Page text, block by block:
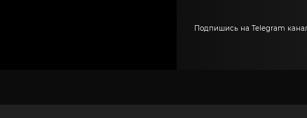
Подпишись на Telegram